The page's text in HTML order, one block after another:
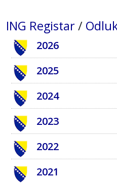
ING Registar/
2026
2025
2024
2023
2022
2021